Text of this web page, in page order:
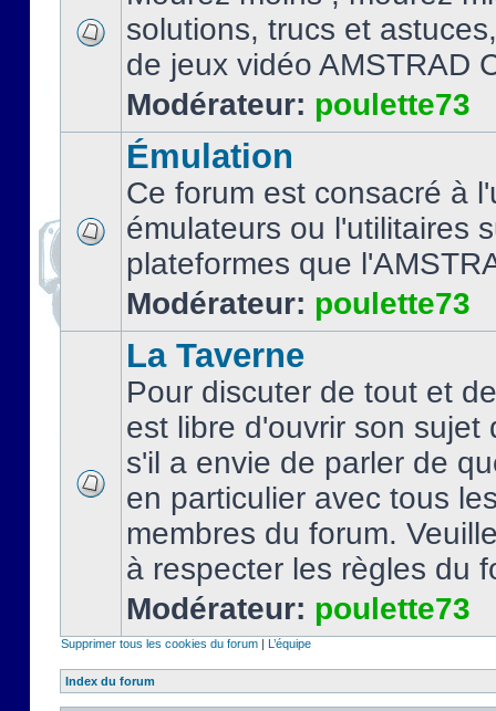
solutions, trucs et
de jeux vidéo AMSTRAD
Modérateur: poulette73
Émulation
Ce forum est consacré à
émulateurs ou l'utilitaires
plateformes que
Modérateur: poulette73
La Taverne
Pour discuter de tout et
est libre d'ouvrir son sujet
s'il a envie de parler de
en particulier avec tous
membres du forum.
à respecter les règles du
Modérateur: poulette73
Supprimer tous les cookies du forum | L’équipe
Index du forum